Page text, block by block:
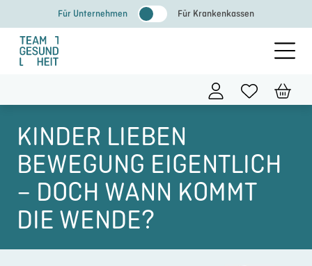
Inhalt
springen
Für Unternehmen Für Krankenkassen
KINDER LIEBEN
BEWEGUNG EIGENTLICH
– DOCH WANN KOMMT
DIE WENDE?